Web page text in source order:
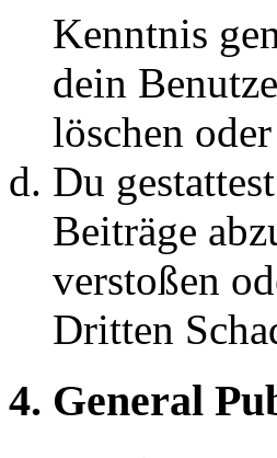
Kenntnis
dein
löschen
Du
Beiträge
verstoßen
Dritten
4. General